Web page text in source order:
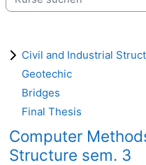
Civil and Industrial
Geotechic
Bridges
Final Thesis
Computer
Structure sem. 3